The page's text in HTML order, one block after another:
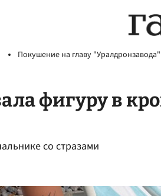
Покушение на главу "Уралдронзавода"
фигуру в
со стразами